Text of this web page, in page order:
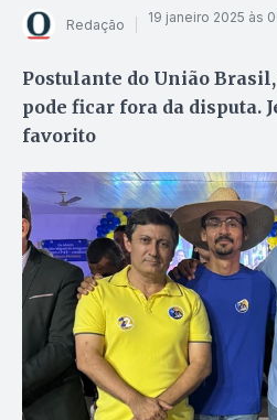
Redação 19 janeiro 2025 às
Postulante do União
pode ficar fora da disputa.
favorito